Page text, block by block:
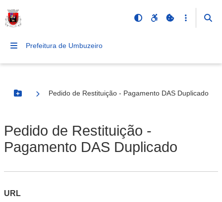
Prefeitura de Umbuzeiro
Botão Menu
Pedido de Restituição - Pagamento DAS Duplicado
Pedido de Restituição -
Pagamento DAS Duplicado
URL